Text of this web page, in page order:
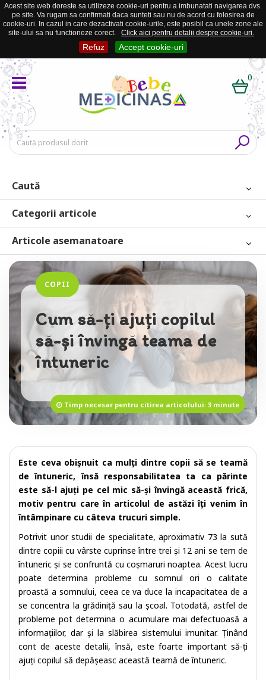
Acest site web doreste sa utilizeze cookie-uri pentru a imbunatati navigarea dvs.
pe site. Va rugam sa confirmati daca sunteti sau nu de acord cu folosirea de
cookie-uri. In cazul in care dezactivati cookie-urile, este posibil ca unele zone ale
site-ului sa nu functioneze corect.
Click aici pentru detalii despre cookie-uri.
Refuz Accept cookie-uri
0
Caută
Categorii articole
Articole asemanatoare
Timp necesar pentru citirea articolului: 3 minute
COPII
Cum să-ți ajuți copilul
să-și învingă teama de
întuneric
Este ceva obișnuit ca mulți dintre copii să se teamă
de întuneric, însă responsabilitatea ta ca părinte
este să-l ajuți pe cel mic să-și învingă această frică,
motiv pentru care în articolul de astăzi îți venim în
întâmpinare cu câteva trucuri simple.
Potrivit unor studii de specialitate, aproximativ 73 la sută
dintre copiii cu vârste cuprinse între trei și 12 ani se tem de
întuneric și se confruntă cu coșmaruri noaptea. Acest lucru
poate determina probleme cu somnul ori o calitate
proastă a somnului, ceea ce va duce la incapacitatea de a
se concentra la grădiniță sau la școal. Totodată, astfel de
probleme pot determina o acumulare mai defectuoasă a
informațiilor, dar și la slăbirea sistemului imunitar. Ținând
cont de aceste detalii, însă, este foarte important să-ți
ajuți copilul să depășeasc această teamă de întuneric.